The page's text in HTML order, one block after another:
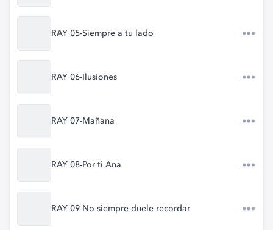
RAY 05-Siempre a tu lado
RAY 06-Ilusiones
RAY 07-Mañana
RAY 08-Por ti Ana
RAY 09-No siempre duele recordar